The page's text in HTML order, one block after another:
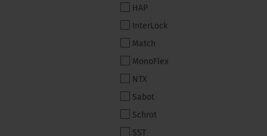
HAP
InterLock
Match
MonoFlex
NTX
Sabot
Schrot
SST